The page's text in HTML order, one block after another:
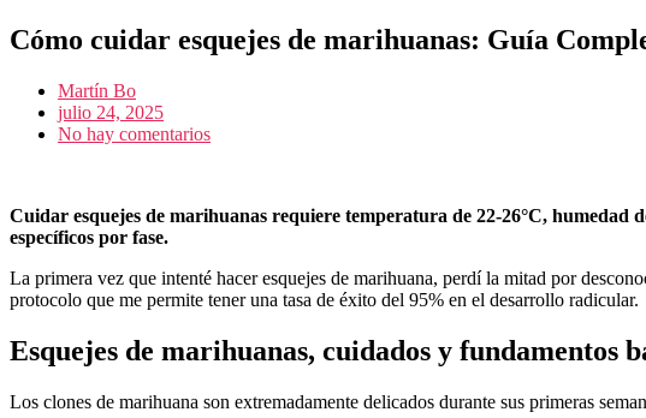
Cómo cuidar esquejes de marihuanas: Guía
Martín Bo
julio 24, 2025
No hay comentarios
Cuidar esquejes de marihuanas requiere temperatura de 22-26°C, humedad
específicos por fase.
La primera vez que intenté hacer esquejes de marihuana, perdí la mitad por
protocolo que me permite tener una tasa de éxito del 95% en el desarrollo radicular.
Esquejes de marihuanas, cuidados y fundamentos
Los clones de marihuana son extremadamente delicados durante sus primeras